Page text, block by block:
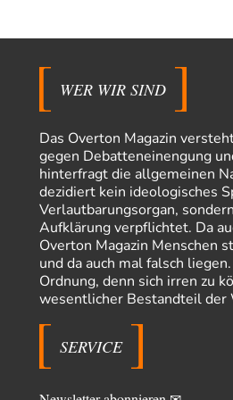
Die NATO-Manöver gibt es noch. Mehr, als,
ein paar tausend…
El-G
Rechts- oder Linksträger?
Lieber jjkoeln, im Gegensatz zu anderen
explizit als "Glosse" ausgezeichnet.…
Torstenvor 18 Stunden zu:
Urteil des Bundesverwaltungsgerichts
Geheimhaltung
Der Deep-State braucht Feinde wie ein
erschafft bessere Feinde als…
Ferdinand Wohlgewiehertvor 19
Wie arm sind wir, Herr Schneider?
"Art. 20,1 GG: „Die Bundesrepublik
und sozialer Bundesstaat.“ Art. 14,2 GG:…
Zack15
vor 19 Stunden zu:
WER WIR SIND
Das Overton Magazin
gegen Debatteneinengung
hinterfragt die allgemeinen
dezidiert kein ideologisches
Verlautbarungsorgan,
Aufklärung verpflichtet. Da
Overton Magazin Menschen
und da auch mal falsch
Ordnung, denn sich irren zu
wesentlicher Bestandteil der
SERVICE